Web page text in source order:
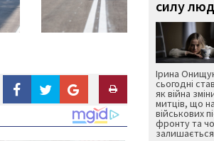
силу
Ірина
сьогодні
як війна
митців, що
військових
фронту та